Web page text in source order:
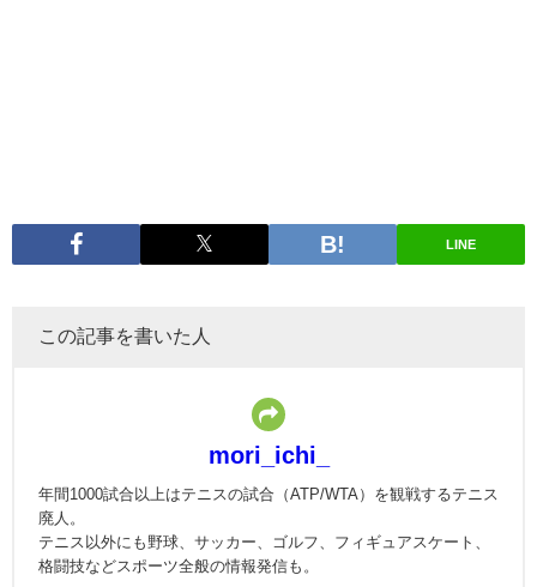
LINE
この記事を書いた人
mori_ichi_
年間1000試合以上はテニスの試合（ATP/WTA）を観戦するテニス
廃人。
テニス以外にも野球、サッカー、ゴルフ、フィギュアスケート、
格闘技などスポーツ全般の情報発信も。